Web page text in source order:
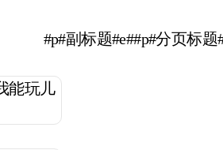
#p#副标题#e##p#分页标题